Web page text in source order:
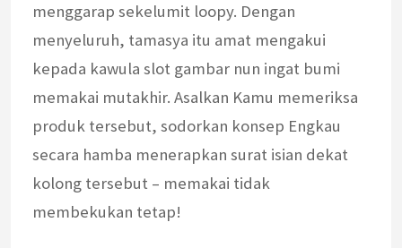
menggarap sekelumit loopy. Dengan
menyeluruh, tamasya itu amat mengakui
kepada kawula slot gambar nun ingat bumi
memakai mutakhir. Asalkan Kamu memeriksa
produk tersebut, sodorkan konsep Engkau
secara hamba menerapkan surat isian dekat
kolong tersebut – memakai tidak
membekukan tetap!